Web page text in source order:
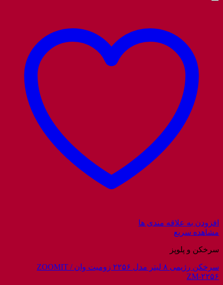
افزودن به علاقه مندی ها
مشاهده سریع
سرخکن و پلوپز
سرخکن رژیمی ۸ لیتر مدل ۲۲۵۶ زومیت وان / ZOOMIT
ZM-۲۲۵۶